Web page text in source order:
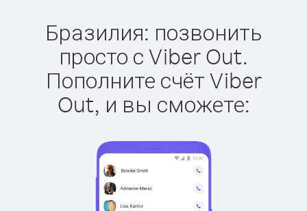
Бразилия: позвонить
просто с Viber Out.
Пополните счёт Viber
Out, и вы сможете: